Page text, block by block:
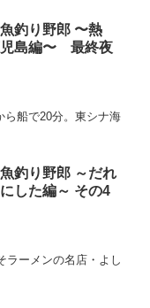
釣り野郎 〜熱
児島編〜 最終夜
ら船で20分。東シナ海
釣り野郎 ～だれ
した編～ その4
ラーメンの名店・よし